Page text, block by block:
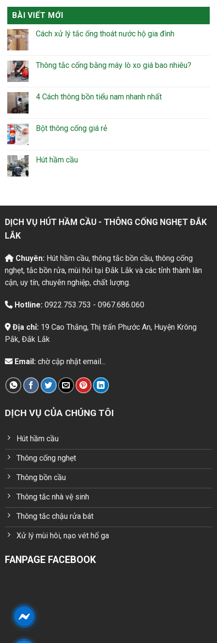
BÀI VIẾT MỚI
Cách xử lý tắc ống thoát nước hộ gia đình
Thông tắc cống bằng máy lò xo giá bao nhiêu?
4 Cách thông bồn tiểu nam nhanh nhất
Bột thông cống giá rẻ
Hút hầm cầu
DỊCH VỤ HÚT HẦM CẦU - THÔNG CỐNG NGHẸT ĐẮK
LẮK
Chuyên: Hút hầm cầu, thông tắc bồn cầu, thông cống
nghẹt, tắc bồn rửa, mùi hôi tại Đắk Lắk và các tỉnh thành lân
cận, uy tín, chuyên nghiệp, chất lượng.
Hotline: 0922.753.753 - 0967.686.060
Địa chỉ: 19 Cao Thắng, Thị trấn Phước An, Huyện Krông
Pắk, Đắk Lắk
Email: chờ cập nhật email...
DỊCH VỤ CỦA CHÚNG TÔI
Hút hầm cầu
Thông cống nghẹt
Thông bồn cầu
Thông tắc nhà vệ sinh
Thông tắc chậu rửa bát
Xử lý mùi hôi, nạo vét hố ga
FANPAGE FACEBOOK